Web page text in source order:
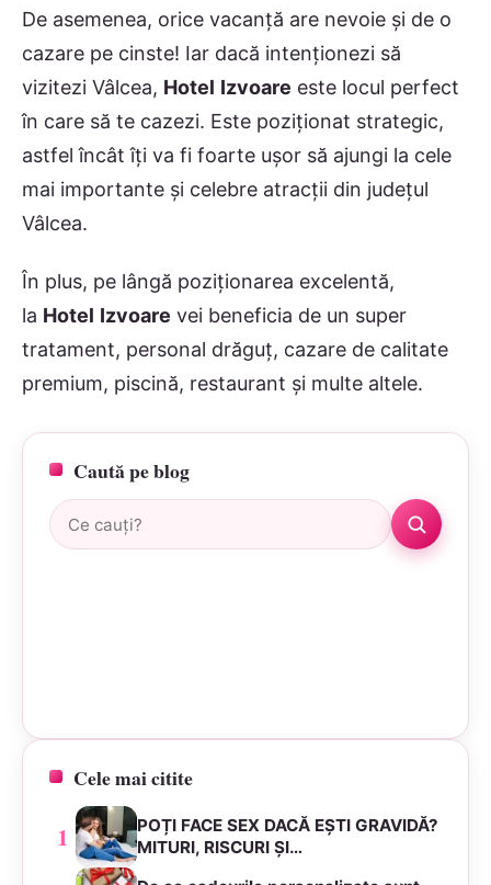
De asemenea, orice vacanță are nevoie și de o
cazare pe cinste! Iar dacă intenționezi să
vizitezi Vâlcea, Hotel Izvoare este locul perfect
în care să te cazezi. Este poziționat strategic,
astfel încât îți va fi foarte ușor să ajungi la cele
mai importante și celebre atracții din județul
Vâlcea.
În plus, pe lângă poziționarea excelentă,
la Hotel Izvoare vei beneficia de un super
tratament, personal drăguț, cazare de calitate
premium, piscină, restaurant și multe altele.
Caută pe blog
Caută:
Cele mai citite
1
POȚI FACE SEX DACĂ EȘTI GRAVIDĂ?
MITURI, RISCURI ȘI…